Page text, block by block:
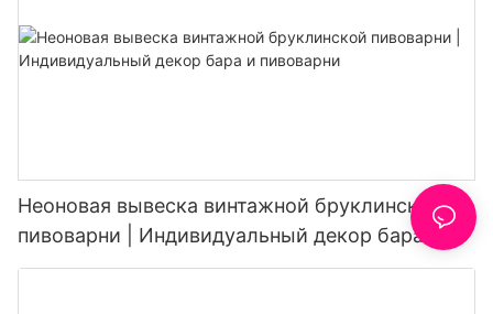
Неоновая вывеска винтажной бруклинской
пивоварни | Индивидуальный декор бара и
пивоварни